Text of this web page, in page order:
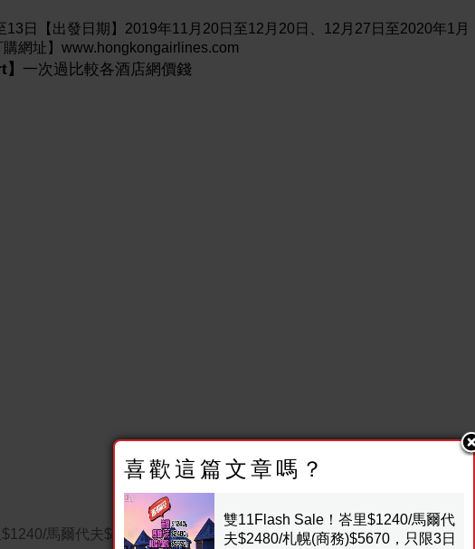
13日【出發日期】2019年11月20日至12月20日、12月27日至2020年1月
網址】www.hongkongairlines.com
一次過比較各酒店網價錢
馬爾代夫$2480/札幌(商務)$5670，只限3日 – 香港航空
喜歡這篇文章嗎？
雙11Flash Sale！峇里$1240/馬爾代
夫$2480/札幌(商務)$5670，只限3日